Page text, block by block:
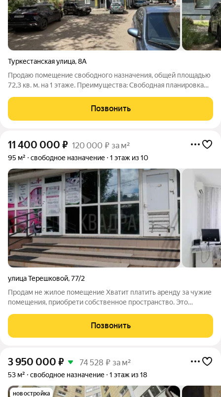
Туркестанская улица,8А
Продаю помещение свободного назначения, общей площадью
72,3 кв. м. на 1 этаже. Преимущества: Свободная планировка
соответствующее вашим задачам. Высокие потолки. Спальный
район. Несколько комнат. Полная
Позвонить
11 400 000 ₽ 120 000 ₽ за м²
95 м² свободное назначение 1 этаж из 10
улица Терешковой,77/2
Продам не жилое помещение Хватит платить аренду за чужие
помещения, приобрети собственное пространство. Это
открыты все возможности для создания идеального
пространства по своему вкусу и
Позвонить
3 950 000 ₽ 74 528 ₽ за м²
53 м² свободное назначение 1 этаж из 18
новостройка